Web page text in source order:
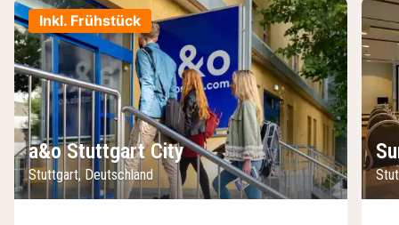
Inkl. Frühstück
a&o Stuttgart City
Stuttgart, Deutschland